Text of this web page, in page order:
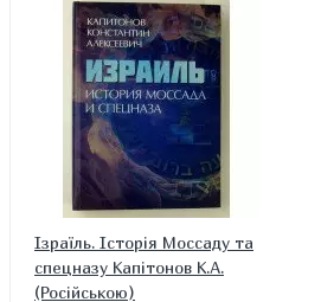
Ізраїль. Історія Моссаду та
спецназу Капітонов К.А.
(Російською)